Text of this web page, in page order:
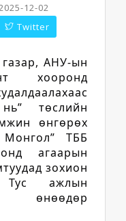
12-02
Twitter
АНУ-ын
хооронд
төслийн
өнгөрөх
Монгол” ТББ
агаарын
зохион
Тус ажлын
өнөөдөр